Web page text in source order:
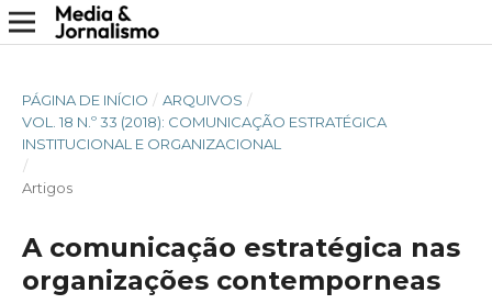
PÁGINA DE INÍCIO / ARQUIVOS /
VOL. 18 N.º 33 (2018): COMUNICAÇÃO ESTRATÉGICA
INSTITUCIONAL E ORGANIZACIONAL
/
Artigos
A comunicação estratégica nas
organizações contemporneas